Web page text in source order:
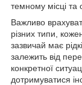
темному місці та
Важливо
різних типи,
зазвичай має
залежить від
конкретної
дотримуватися